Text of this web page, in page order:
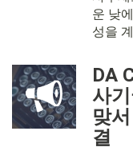
운 낮
성을
DA
사
맞
결